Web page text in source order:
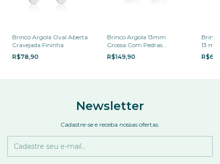
Brinco Argola Oval Aberta
Cravejada Fininha
R$78,90
Brinco Argola 13mm
Grossa Com Pedras
Coloridas
R$149,90
13
Newsletter
Cadastre-se e receba nossas ofertas.